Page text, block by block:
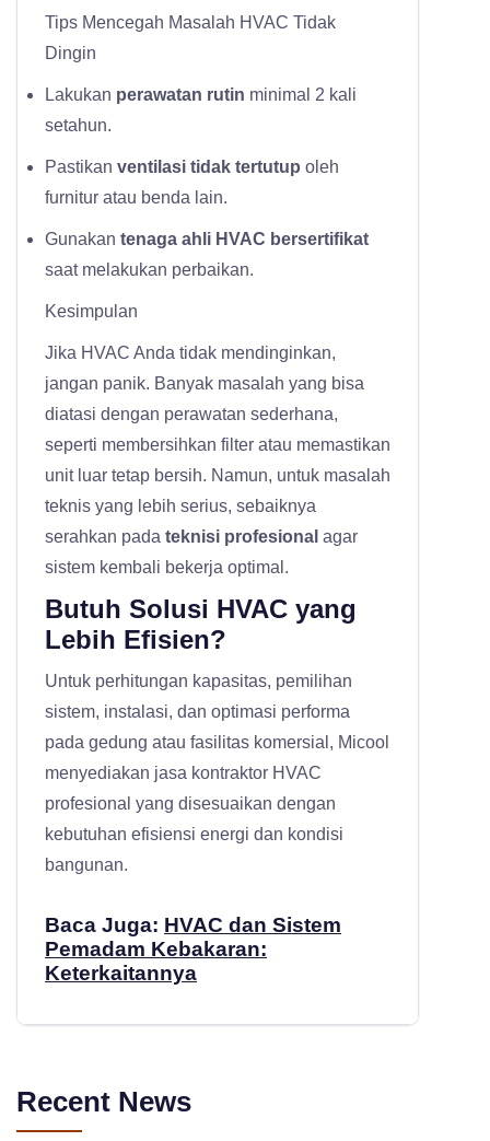
Tips Mencegah Masalah HVAC Tidak
Dingin
Lakukan perawatan rutin minimal 2 kali
setahun.
Pastikan ventilasi tidak tertutup oleh
furnitur atau benda lain.
Gunakan tenaga ahli HVAC bersertifikat
saat melakukan perbaikan.
Kesimpulan
Jika HVAC Anda tidak mendinginkan,
jangan panik. Banyak masalah yang bisa
diatasi dengan perawatan sederhana,
seperti membersihkan filter atau memastikan
unit luar tetap bersih. Namun, untuk masalah
teknis yang lebih serius, sebaiknya
serahkan pada teknisi profesional agar
sistem kembali bekerja optimal.
Butuh Solusi HVAC yang
Lebih Efisien?
Untuk perhitungan kapasitas, pemilihan
sistem, instalasi, dan optimasi performa
pada gedung atau fasilitas komersial, Micool
menyediakan jasa kontraktor HVAC
profesional yang disesuaikan dengan
kebutuhan efisiensi energi dan kondisi
bangunan.
Baca Juga: HVAC dan Sistem
Pemadam Kebakaran:
Keterkaitannya
Recent News